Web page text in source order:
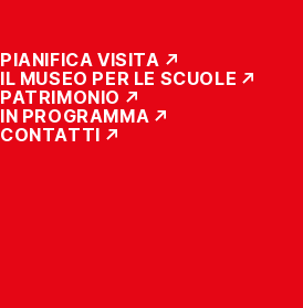
PIANIFICA VISITA
IL MUSEO PER LE SCUOLE
PATRIMONIO
IN PROGRAMMA
CONTATTI